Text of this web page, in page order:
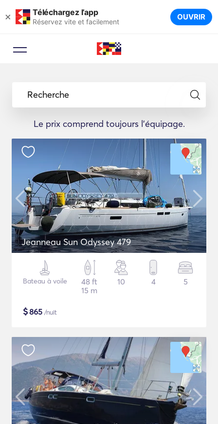
× Téléchargez l’app
Réservez vite et facilement OUVRIR
Recherche
Le prix comprend toujours l'équipage.
Jeanneau Sun Odyssey 479
Bateau à voile
48 ft
15 m
10 4 5
$865 /nuit